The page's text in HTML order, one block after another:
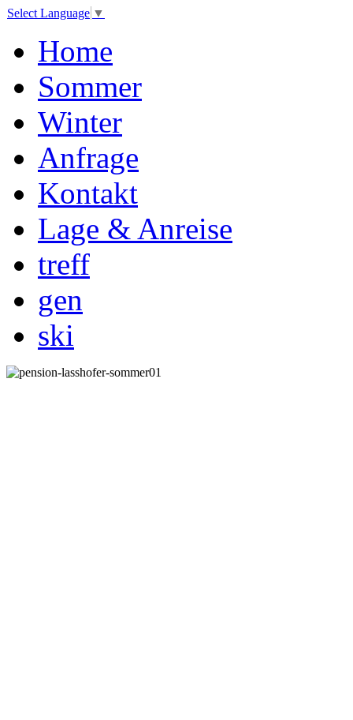
Select Language ▼
Home
Sommer
Winter
Anfrage
Kontakt
Lage & Anreise
treff
gen
ski